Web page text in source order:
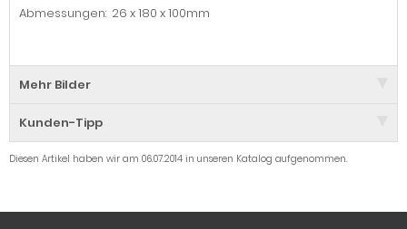
Abmessungen: 26 x 180 x 100mm
Mehr Bilder
Kunden-Tipp
Diesen Artikel haben wir am 06.07.2014 in unseren Katalog aufgenommen.